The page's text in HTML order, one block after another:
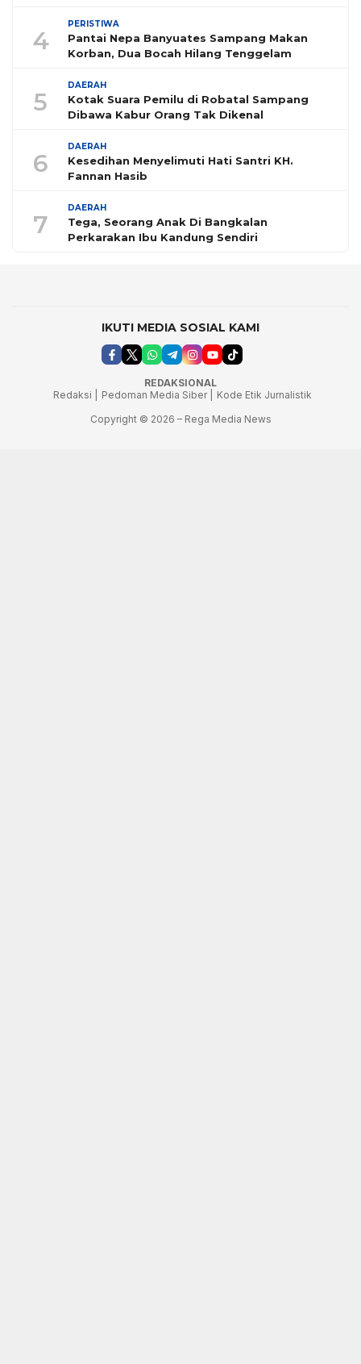
4
PERISTIWA
Pantai Nepa Banyuates Sampang Makan
Korban, Dua Bocah Hilang Tenggelam
5
DAERAH
Kotak Suara Pemilu di Robatal Sampang
Dibawa Kabur Orang Tak Dikenal
6
DAERAH
Kesedihan Menyelimuti Hati Santri KH.
Fannan Hasib
7
DAERAH
Tega, Seorang Anak Di Bangkalan
Perkarakan Ibu Kandung Sendiri
IKUTI MEDIA SOSIAL KAMI
REDAKSIONAL
Redaksi |
Pedoman Media Siber |
Kode Etik Jurnalistik
Copyright © 2026 – Rega Media News